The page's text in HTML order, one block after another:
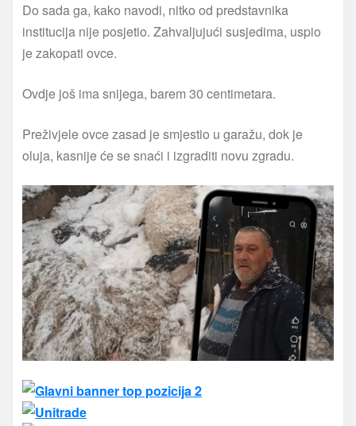
Do sada ga, kako navodi, nitko od predstavnika
institucija nije posjetio. Zahvaljujući susjedima, uspio
je zakopati ovce.
Ovdje još ima snijega, barem 30 centimetara.
Preživjele ovce zasad je smjestio u garažu, dok je
oluja, kasnije će se snaći i izgraditi novu zgradu.